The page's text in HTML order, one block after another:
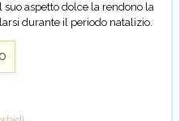
suo aspetto dolce la rendono la
durante il periodo natalizio.